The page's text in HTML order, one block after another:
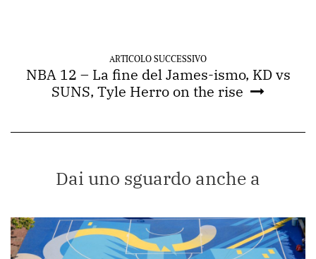
ARTICOLO SUCCESSIVO
NBA 12 – La fine del James-ismo, KD vs
SUNS, Tyle Herro on the rise
Dai uno sguardo anche a